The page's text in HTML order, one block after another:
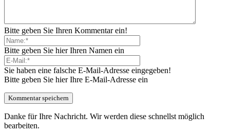
Bitte geben Sie Ihren Kommentar ein!
Bitte geben Sie hier Ihren Namen ein
Sie haben eine falsche E-Mail-Adresse eingegeben!
Bitte geben Sie hier Ihre E-Mail-Adresse ein
Danke für Ihre Nachricht. Wir werden diese schnellst möglich
bearbeiten.